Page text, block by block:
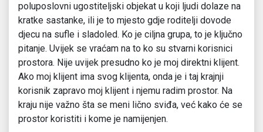
poluposlovni ugostiteljski objekat u koji ljudi dolaze na
kratke sastanke, ili je to mjesto gdje roditelji dovode
djecu na sufle i sladoled. Ko je ciljna grupa, to je ključno
pitanje. Uvijek se vraćam na to ko su stvarni korisnici
prostora. Nije uvijek presudno ko je moj direktni klijent.
Ako moj klijent ima svog klijenta, onda je i taj krajnji
korisnik zapravo moj klijent i njemu radim prostor. Na
kraju nije važno šta se meni lično sviđa, već kako će se
prostor koristiti i kome je namijenjen.